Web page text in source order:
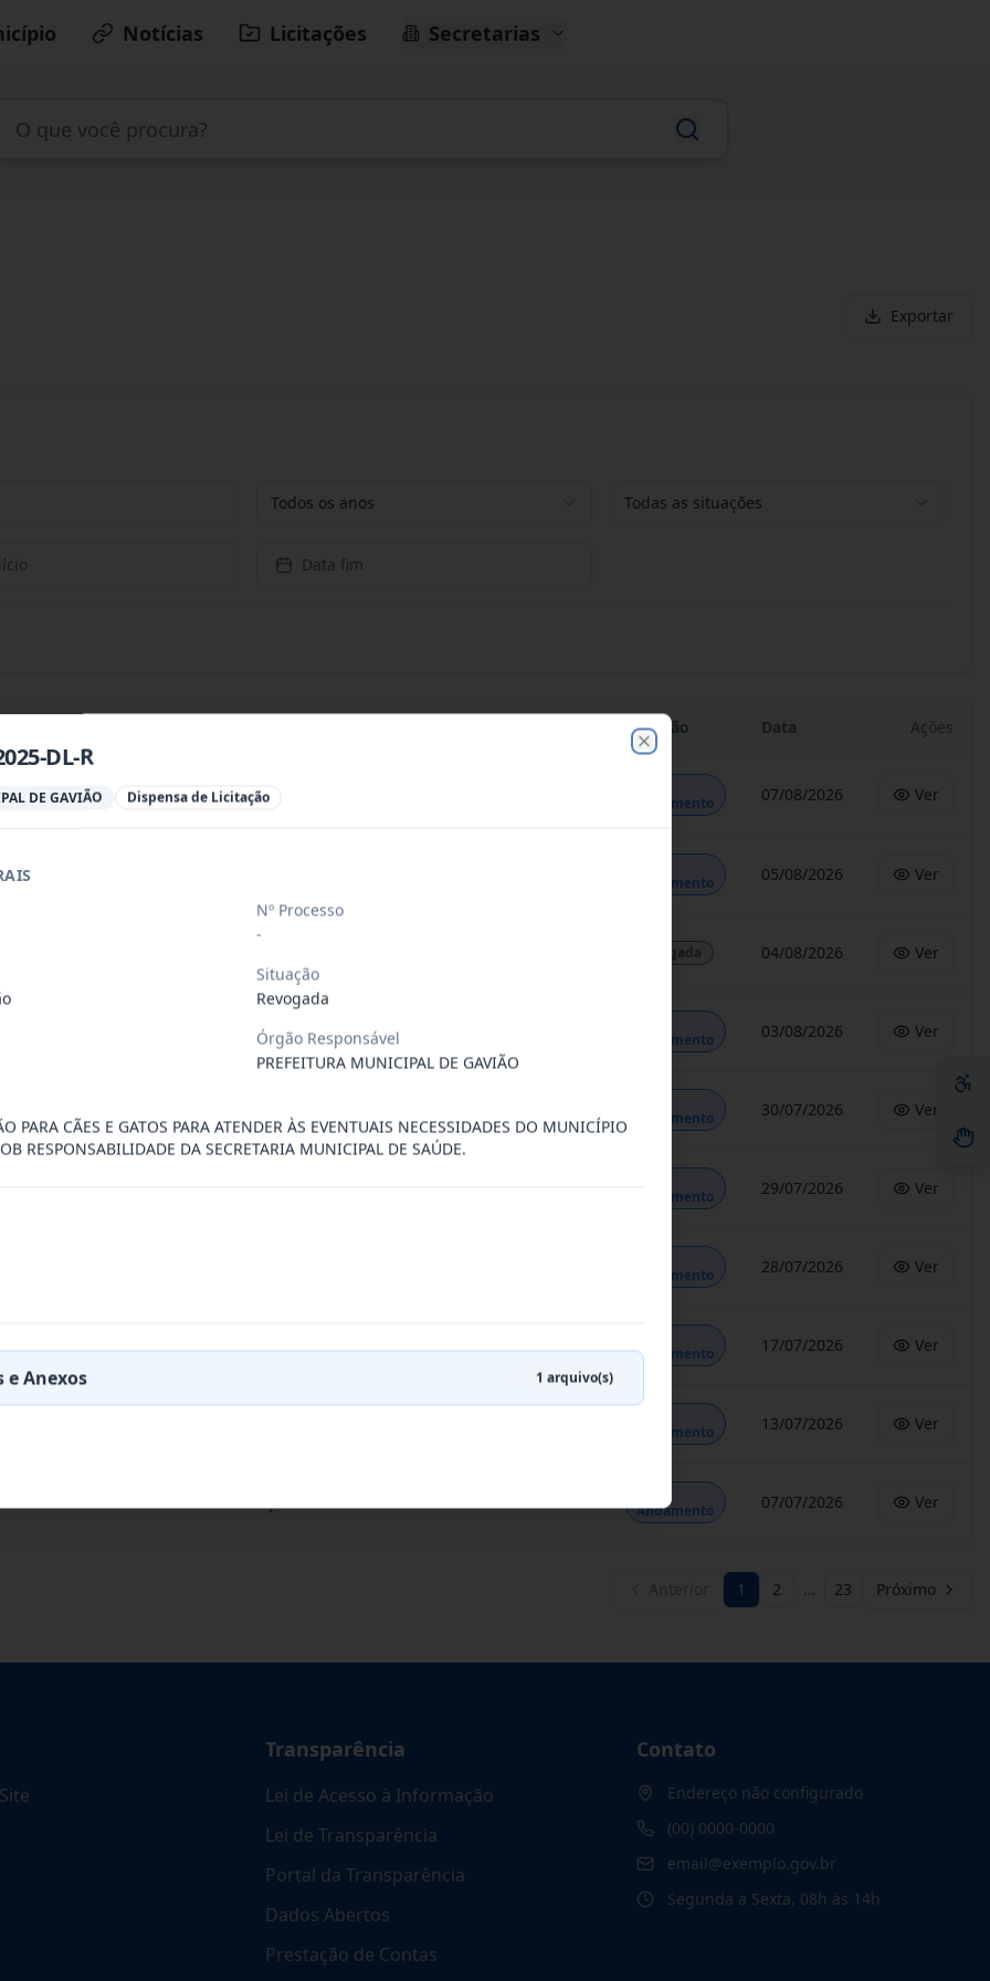
Notícias Licitações Secretarias
Exportar
Todos os anos Todas as situações
Data fim
Situação Data Ações
para aquisição de gêneros alimentício
Andamento
07/08/2026 Ver
habitacionais no município de Gavi
Andamento
05/08/2026 Ver
Revogada 04/08/2026 Ver
especializada para prestação de servi...
Andamento
03/08/2026 Ver
PARA FORNECIMENTO DE AVIAMENTOS E TEC
Andamento
30/07/2026 Ver
Andamento
29/07/2026 Ver
para o fornecimento de insumos odonto
Andamento
28/07/2026 Ver
ESPECIALIZADA NO RAMO DE SEGUROS AUTO...
Andamento
17/07/2026 Ver
cães e gatos para atender às eventua
Andamento
13/07/2026 Ver
FUTURA E EVENTUAL CONTRATAÇÃO DE EMPR
Andamento
07/07/2026 Ver
1 2 … 23 Próximo
Transparência
Lei de Acesso à Informação
Lei de Transparência
Portal da Transparência
Dados Abertos
Prestação de Contas
Contato
Endereço não configurado
(00) 0000-0000
email@exemplo.gov.br
Segunda a Sexta, 08h às 14h
DL-R
DE GAVIÃO Dispensa de Licitação
Nº Processo
-
Situação
Revogada
Órgão Responsável
PREFEITURA MUNICIPAL DE GAVIÃO
PARA CÃES E GATOS PARA ATENDER ÀS EVENTUAIS NECESSIDADES DO MUNICÍPIO
RESPONSABILIDADE DA SECRETARIA MUNICIPAL DE SAÚDE.
e Anexos 1 arquivo(s)
Close